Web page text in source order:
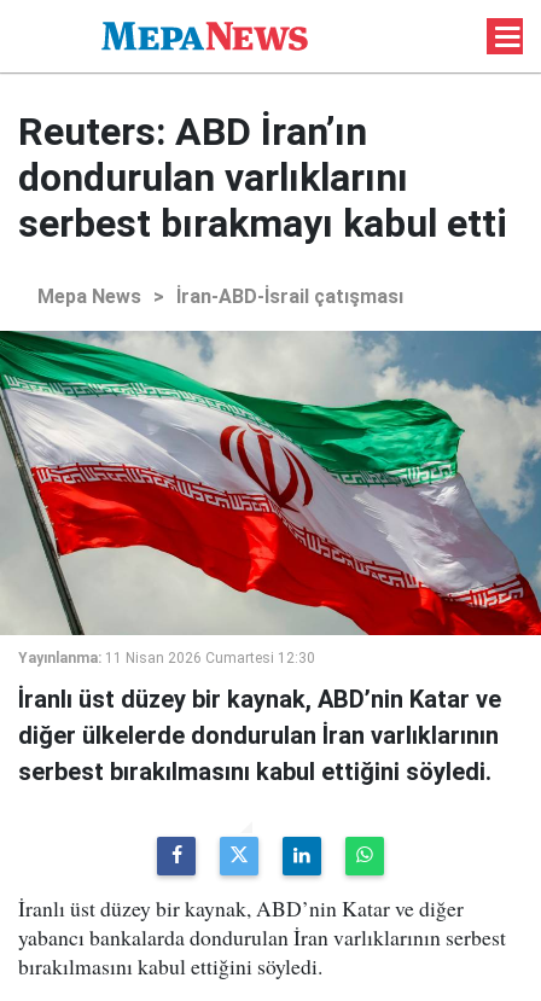
Reuters: ABD İran’ın
dondurulan varlıklarını
serbest bırakmayı kabul etti
Mepa News > İran-ABD-İsrail çatışması
Yayınlanma: 11 Nisan 2026 Cumartesi 12:30
İranlı üst düzey bir kaynak, ABD’nin Katar ve
diğer ülkelerde dondurulan İran varlıklarının
serbest bırakılmasını kabul ettiğini söyledi.
İranlı üst düzey bir kaynak, ABD’nin Katar ve diğer
yabancı bankalarda dondurulan İran varlıklarının serbest
bırakılmasını kabul ettiğini söyledi.